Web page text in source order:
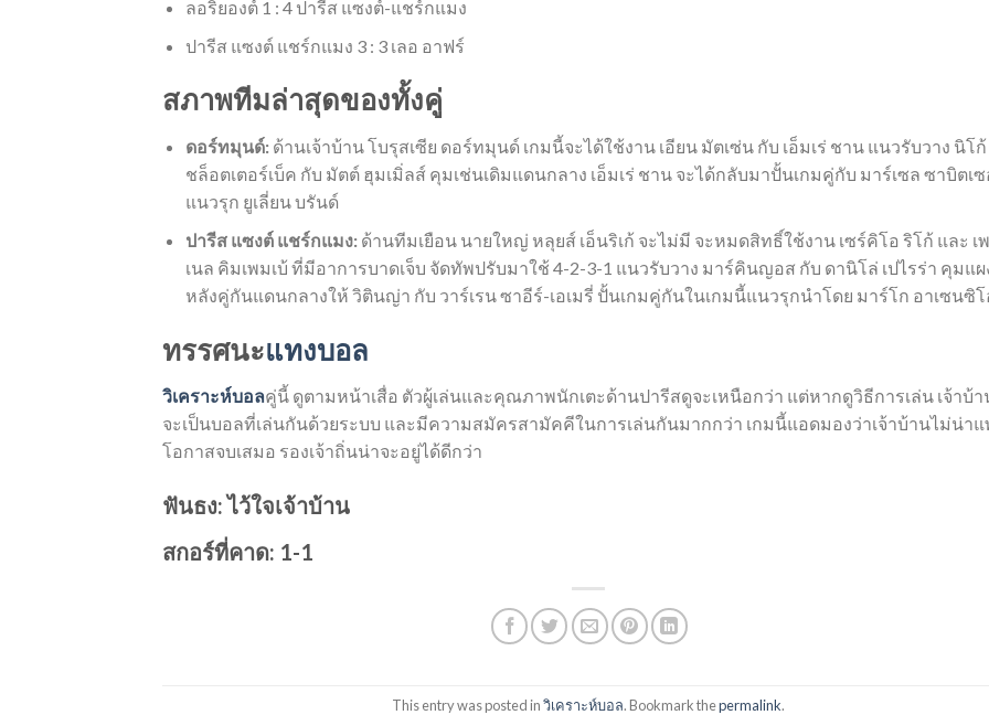
ลอริยองต์ 1 : 4 ปารีส แซงต์-แชร์กแมง
ปารีส แซงต์ แชร์กแมง 3 : 3 เลอ อาฟร์
สภาพทีมล่าสุดของทั้งคู่
ดอร์ทมุนด์:ด้านเจ้าบ้าน โบรุสเซีย ดอร์ทมุนด์ เกมนี้จะได้ใช้งาน เอียน มัตเซ่น กับ เอ็มเร่ ชาน แนวรับวาง นิโก้
ชล็อตเตอร์เบ็ค กับ มัตต์ ฮุมเมิ่ลส์ คุมเช่นเดิมแดนกลาง เอ็มเร่ ชาน จะได้กลับมาปั้นเกมคู่กับ มาร์เซล ซาบิตเซ
แนวรุก ยูเลี่ยน บรันด์
ปารีส แซงต์ แชร์กแมง:ด้านทีมเยือน นายใหญ่ หลุยส์ เอ็นริเก้ จะไม่มี จะหมดสิทธิ์ใช้งาน เซร์คิโอ ริโก้ และ เ
เนล คิมเพมเบ้ ที่มีอาการบาดเจ็บ จัดทัพปรับมาใช้ 4-2-3-1 แนวรับวาง มาร์คินญอส กับ ดานิโล่ เปไรร่า คุมแผ
หลังคู่กันแดนกลางให้ วิตินญ่า กับ วาร์เรน ซาอีร์-เอเมรี่ ปั้นเกมคู่กันในเกมนี้แนวรุกนำโดย มาร์โก อาเซนซิโ
ทรรศนะแทงบอล
วิเคราะห์บอลคู่นี้ ดูตามหน้าเสื่อ ตัวผู้เล่นและคุณภาพนักเตะด้านปารีสดูจะเหนือกว่า แต่หากดูวิธีการเล่น เจ้าบ้า
จะเป็นบอลที่เล่นกันด้วยระบบ และมีความสมัครสามัคคีในการเล่นกันมากกว่า เกมนี้แอดมองว่าเจ้าบ้านไม่น่าแ
โอกาสจบเสมอ รองเจ้าถิ่นน่าจะอยู่ได้ดีกว่า
ฟันธง: ไว้ใจเจ้าบ้าน
สกอร์ที่คาด: 1-1
This entry was posted inวิเคราะห์บอล. Bookmark thepermalink.